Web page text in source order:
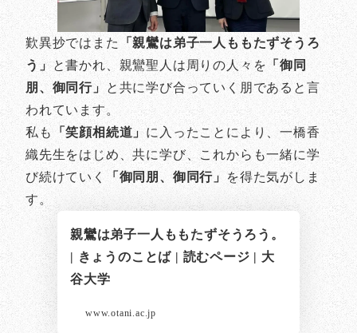
歎異抄ではまた
「親鸞は弟子一人ももたずそうろ
う」 と書かれ、親鸞聖人は周りの人々を 「御同
朋、御同行」
と共に学び合っていく朋であると言
われています。
私も
「笑顔相続道」 に入ったことにより、一橋香
織先生をはじめ、共に学び、これからも一緒に学
び続けていく 「御同朋、御同行」
を得た気がしま
す。
親鸞は弟子一人ももたずそうろう。
| きょうのことば | 読むページ | 大
谷大学
www.otani.ac.jp